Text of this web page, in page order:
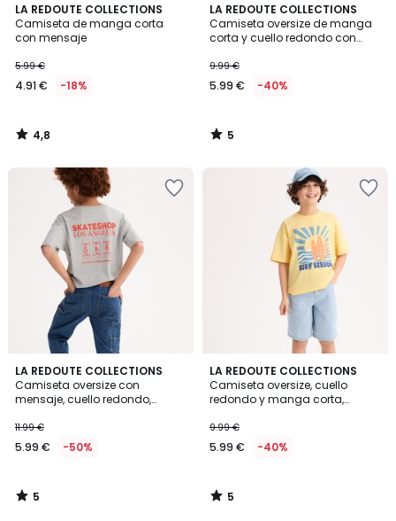
LA REDOUTE COLLECTIONS
Camiseta de manga corta
con mensaje
5.99 €
4.91 € -18%
4,8
/ 5
4,8
/
LA REDOUTE COLLECTIONS
Camiseta oversize de manga
corta y cuello redondo con
9.99 €
5.99 € -40%
5
/
5
5
/
LA REDOUTE COLLECTIONS
Camiseta oversize con
mensaje, cuello redondo,
11.99 €
5.99 € -50%
5
/
5
5
/
LA REDOUTE COLLECTIONS
Camiseta oversize, cuello
redondo y manga corta,
delantera y trasera
9.99 €
5.99 € -40%
5
/
5
5
/